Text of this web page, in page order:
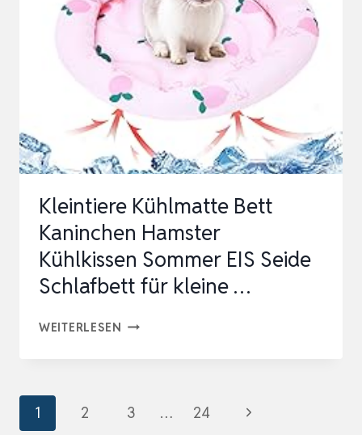
FALTBAR
FÜR
SOMMER
(71
X
122
CM)
Kleintiere Kühlmatte Bett
Kaninchen Hamster
Kühlkissen Sommer EIS Seide
Schlafbett für kleine …
WEITERLESEN KLEINTIERE
HAMSTER
Seitennavigation
1 2 3 … 24
Nächste